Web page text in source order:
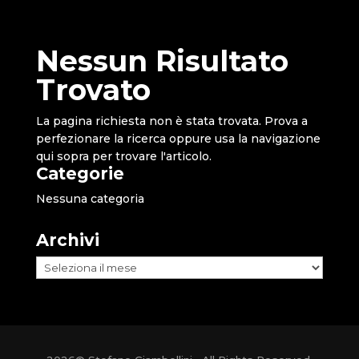
Nessun Risultato
Trovato
La pagina richiesta non è stata trovata. Prova a
perfezionare la ricerca oppure usa la navigazione
qui sopra per trovare l'articolo.
Categorie
Nessuna categoria
Archivi
Archivi